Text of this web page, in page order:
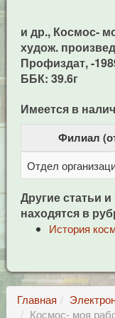
и др., Космос-
худож.
Профиздат, -
ББК: 39.6г
Имеется в
Филиал
Отдел
Другие статьи
находятся в
История
Главная
Космос- моя